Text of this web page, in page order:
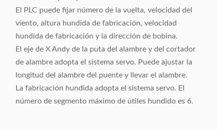
El PLC puede fijar número de la vuelta, velocidad del
viento, altura hundida de fabricación, velocidad
hundida de fabricación y la dirección de bobina.
El eje de X Andy de la puta del alambre y del cortador
de alambre adopta el sistema servo. Puede ajustar la
longitud del alambre del puente y llevar el alambre.
La fabricación hundida adopta el sistema servo. El
número de segmento máximo de útiles hundido es 6.